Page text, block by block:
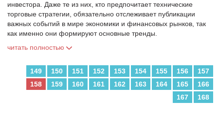
инвестора. Даже те из них, кто предпочитает технические
торговые стратегии, обязательно отслеживает публикации
важных событий в мире экономики и финансовых рынков, так
как именно они формируют основные тренды.
читать полностью
149 150 151 152 153 154 155 156
157
158
159 160 161 162 163 164 165
166
167
168